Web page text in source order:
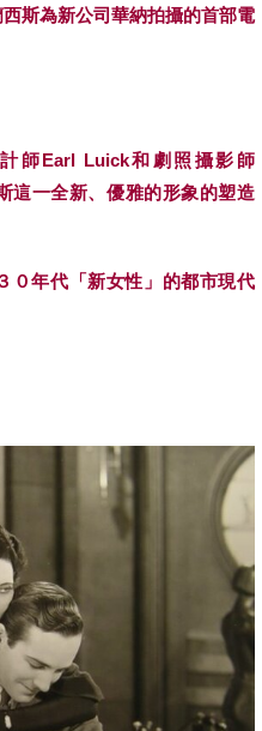
斯為新公司華納拍攝的首部電
師Earl Luick和劇照攝影師
這一全新、優雅的形象的塑造
０年代「新女性」的都市現代